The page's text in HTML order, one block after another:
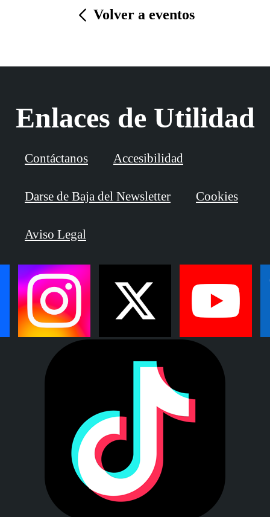
Volver a eventos
Enlaces de Utilidad
Contáctanos Accesibilidad
Darse de Baja del Newsletter Cookies
Aviso Legal